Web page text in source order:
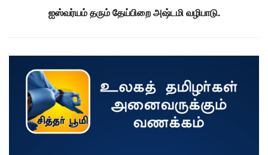
ஐஸ்வர்யம் தரும் தேய்பிறை அஷ்டமி வழிபாடு.